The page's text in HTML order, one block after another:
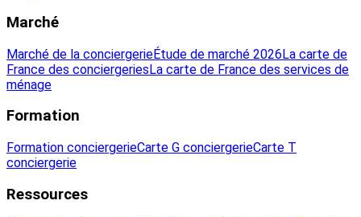
Marché
Marché de la conciergerieÉtude de marché 2026La carte de
France des conciergeriesLa carte de France des services de
ménage
Formation
Formation conciergerieCarte G conciergerieCarte T
conciergerie
Ressources